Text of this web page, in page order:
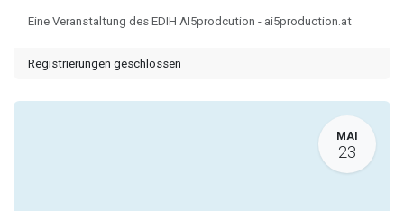
Eine Veranstaltung des EDIH AI5prodcution - ai5production.at
Registrierungen geschlossen
MAI
23